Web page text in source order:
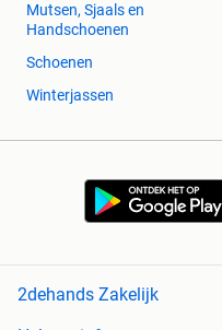
Mutsen, Sjaals en
Handschoenen
Schoenen
Winterjassen
2dehands Zakelijk